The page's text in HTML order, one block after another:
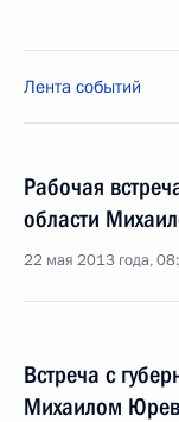
Лента событий
Рабочая
области
22 мая 2013 года,
Встреча с
Михаилом